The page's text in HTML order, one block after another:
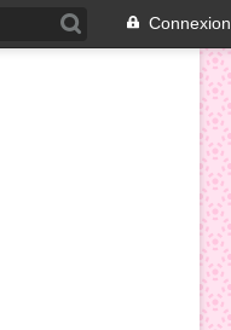
Connexion